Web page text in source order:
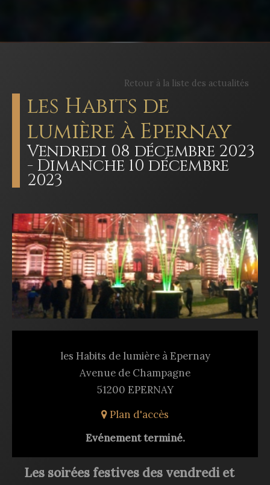
Retour à la liste des actualités
les Habits de
lumière à Epernay
Vendredi 08 décembre 2023
- Dimanche 10 décembre
2023
les Habits de lumière à Epernay
Avenue de Champagne
51200 EPERNAY
Plan d'accès
Evénement terminé.
Les soirées festives des vendredi et